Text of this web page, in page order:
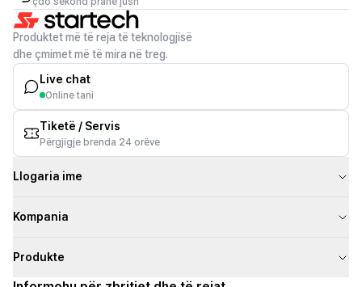
Produktet më të reja të teknologjisë
dhe çmimet më të mira në treg.
Live chat
Online tani
Tiketë / Servis
Përgjigje brenda 24 orëve
Llogaria ime
Kompania
Produkte